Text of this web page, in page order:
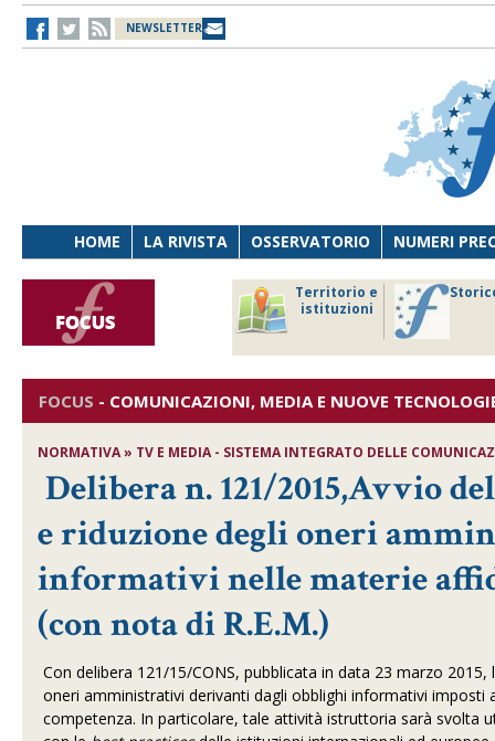
NEWSLETTER
HOME LA RIVISTA OSSERVATORIO NUMERI
Territorio e
istituzioni
FOCUS - COMUNICAZIONI, MEDIA E NUOVE
NORMATIVA » TV E MEDIA - SISTEMA INTEGRATO DELLE
Delibera n. 121/2015,Avvio
e riduzione degli oneri
informativi nelle materie
(con nota di R.E.M.)
Con delibera 121/15/CONS, pubblicata in data 23 marzo
oneri amministrativi derivanti dagli obblighi informativi
competenza. In particolare, tale attività istruttoria sarà svolta